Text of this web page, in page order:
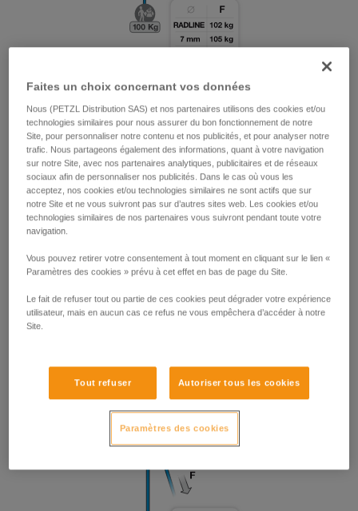
Faites un choix concernant vos données
Nous (PETZL Distribution SAS) et nos partenaires utilisons des cookies et/ou
technologies similaires pour nous assurer du bon fonctionnement de notre
Site, pour personnaliser notre contenu et nos publicités, et pour analyser notre
trafic. Nous partageons également des informations, quant à votre navigation
sur notre Site, avec nos partenaires analytiques, publicitaires et de réseaux
sociaux afin de personnaliser nos publicités. Dans le cas où vous les
acceptez, nos cookies et/ou technologies similaires ne sont actifs que sur
notre Site et ne vous suivront pas sur d’autres sites web. Les cookies et/ou
technologies similaires de nos partenaires vous suivront pendant toute votre
navigation.
Vous pouvez retirer votre consentement à tout moment en cliquant sur le lien «
Paramètres des cookies » prévu à cet effet en bas de page du Site.
Le fait de refuser tout ou partie de ces cookies peut dégrader votre expérience
utilisateur, mais en aucun cas ce refus ne vous empêchera d’accéder à notre
Site.
Tout refuser Autoriser tous les cookies
Paramètres des cookies